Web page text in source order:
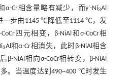
α-Cr相含量略有减少，而γ'-Ni3Al
一步由1145 ℃降低至1114 ℃，发
四元相变，β-NiAl和σ-CoCr相
3Al和α-Cr相消失，此时β-NiAl相含
β-NiAl相向σ-CoCr相转变，β-NiAl
。当温度达到490~400 ℃时发生